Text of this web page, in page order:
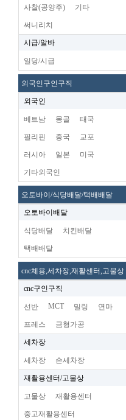
사찰(공양주) 기타
써니리치
시급/알바
일당/시급
외국인구인구직
외국인
베트남 몽골 태국
필리핀 중국 교포
러시아 일본 미국
기타외국인
오토바이/식당배달/택배배달
오토바이배달
식당배달 치킨배달
택배배달
cnc체용,세차장,재활센터,고물상
cnc구인구직
선반 MCT 밀링 연마
프레스 금형가공
세차장
세차장 손세차장
재활용센터/고물상
고물상 재활용센터
중고재활용센터